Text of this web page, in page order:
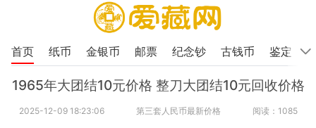
首页 纸币 金银币 邮票 纪念钞 古钱币 鉴定
1965年大团结10元价格 整刀大团结10元回收价格
2025-12-09 18:23:06 第三套人民币最新价格 阅读：1085